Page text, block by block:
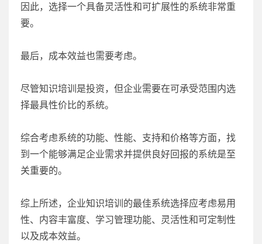
因此，选择一个具备灵活性和可扩展性的系统非常重
要。
最后，成本效益也需要考虑。
尽管知识培训是投资，但企业需要在可承受范围内选
择最具性价比的系统。
综合考虑系统的功能、性能、支持和价格等方面，找
到一个能够满足企业需求并提供良好回报的系统是至
关重要的。
综上所述，企业知识培训的最佳系统选择应考虑易用
性、内容丰富度、学习管理功能、灵活性和可定制性
以及成本效益。